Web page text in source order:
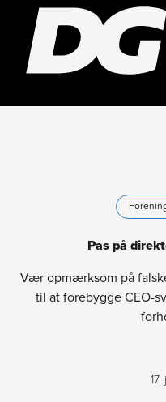
Pas på
Vær opmærksom på
til at forebygge CEO-